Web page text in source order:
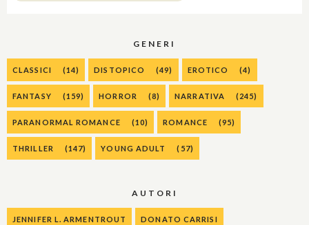
GENERI
CLASSICI (14) DISTOPICO (49) EROTICO (4)
FANTASY (159) HORROR (8) NARRATIVA (245)
PARANORMAL ROMANCE (10) ROMANCE (95)
THRILLER (147) YOUNG ADULT (57)
AUTORI
JENNIFER L. ARMENTROUT DONATO CARRISI